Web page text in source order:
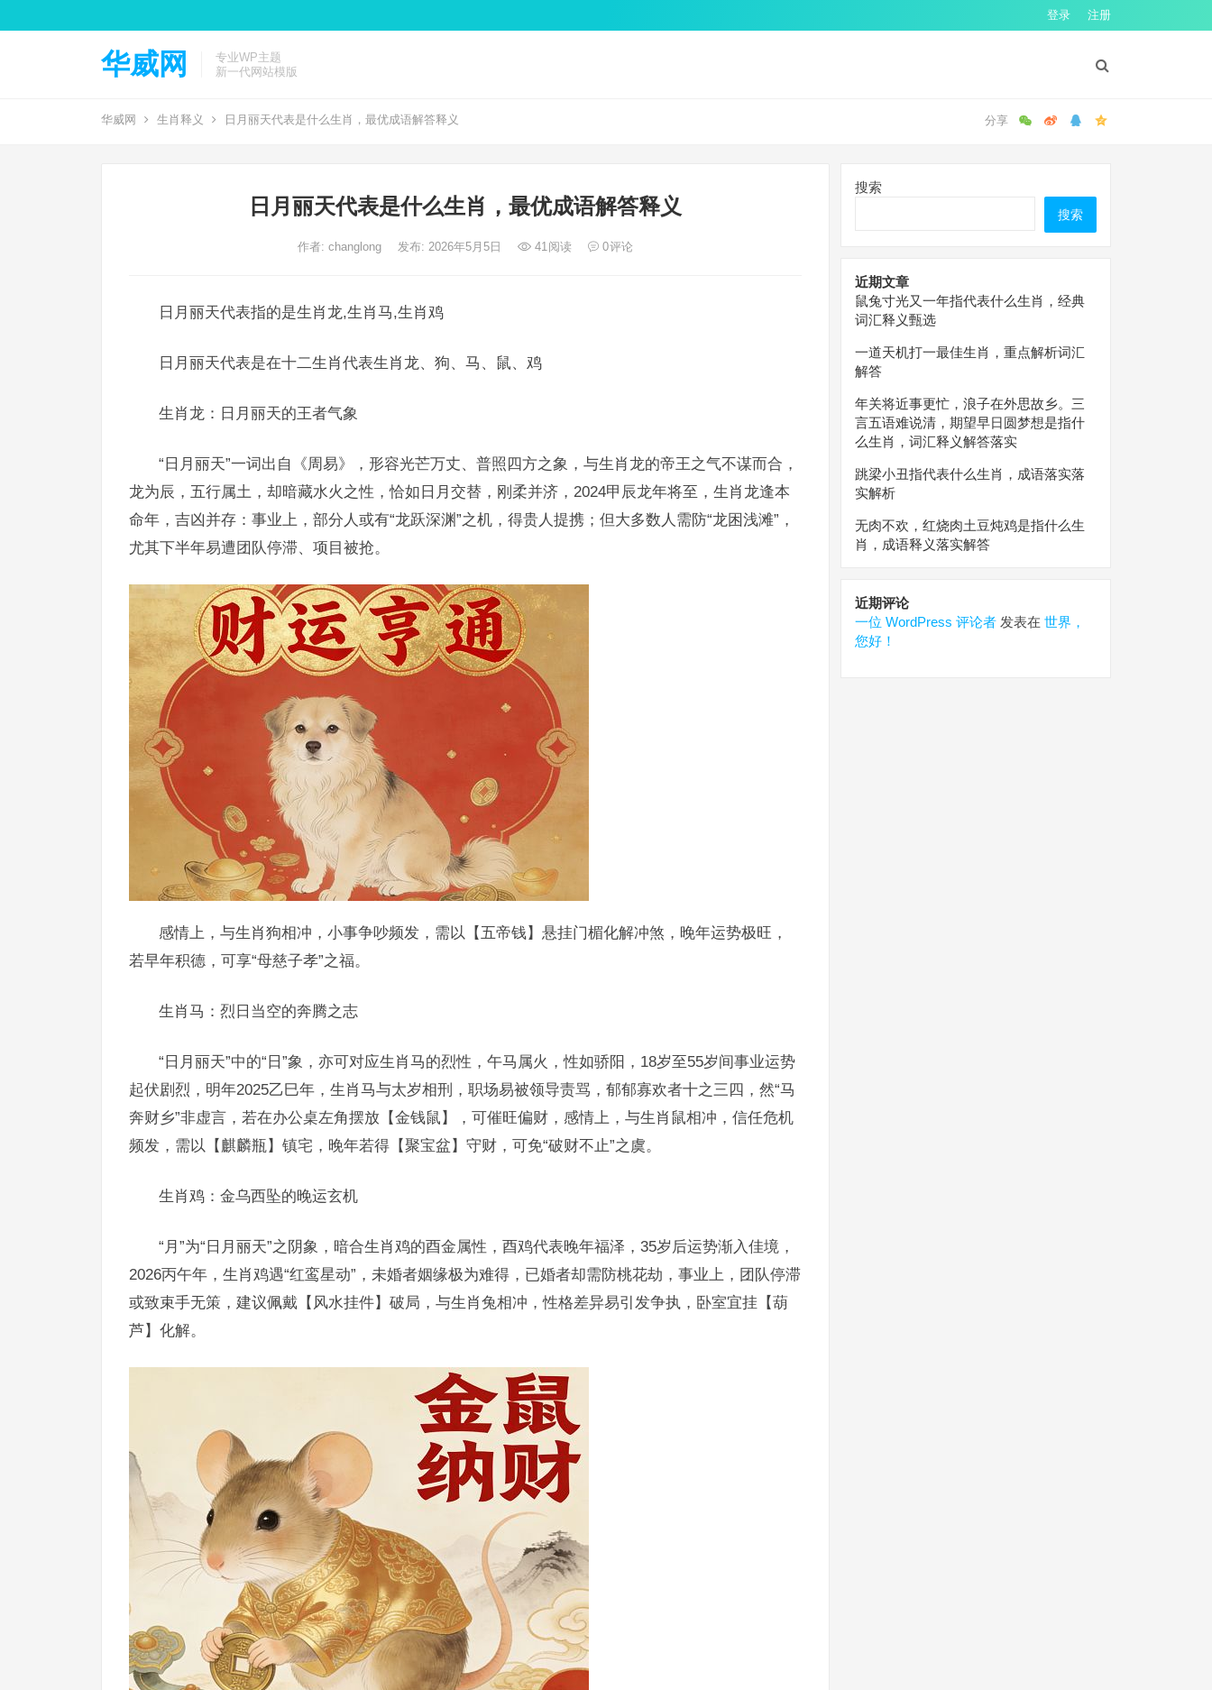
登录 注册
华威网
专业WP主题
新一代网站模版
华威网 生肖释义 日月丽天代表是什么生肖，最优成语解答释义
日月丽天代表是什么生肖，最优成语解答释义
作者: changlong 发布: 2026年5月5日 41阅读 0评论
日月丽天代表指的是生肖龙,生肖马,生肖鸡
日月丽天代表是在十二生肖代表生肖龙、狗、马、鼠、鸡
生肖龙：日月丽天的王者气象
“日月丽天”一词出自《周易》，形容光芒万丈、普照四方之象，与生肖龙的帝王之气不谋而合，
龙为辰，五行属土，却暗藏水火之性，恰如日月交替，刚柔并济，2024甲辰龙年将至，生肖龙逢本
命年，吉凶并存：事业上，部分人或有“龙跃深渊”之机，得贵人提携；但大多数人需防“龙困浅滩”，
尤其下半年易遭团队停滞、项目被抢。
感情上，与生肖狗相冲，小事争吵频发，需以【五帝钱】悬挂门楣化解冲煞，晚年运势极旺，
若早年积德，可享“母慈子孝”之福。
生肖马：烈日当空的奔腾之志
“日月丽天”中的“日”象，亦可对应生肖马的烈性，午马属火，性如骄阳，18岁至55岁间事业运势
起伏剧烈，明年2025乙巳年，生肖马与太岁相刑，职场易被领导责骂，郁郁寡欢者十之三四，然“马
奔财乡”非虚言，若在办公桌左角摆放【金钱鼠】，可催旺偏财，感情上，与生肖鼠相冲，信任危机
频发，需以【麒麟瓶】镇宅，晚年若得【聚宝盆】守财，可免“破财不止”之虞。
生肖鸡：金乌西坠的晚运玄机
“月”为“日月丽天”之阴象，暗合生肖鸡的酉金属性，酉鸡代表晚年福泽，35岁后运势渐入佳境，
2026丙午年，生肖鸡遇“红鸾星动”，未婚者姻缘极为难得，已婚者却需防桃花劫，事业上，团队停滞
或致束手无策，建议佩戴【风水挂件】破局，与生肖兔相冲，性格差异易引发争执，卧室宜挂【葫
芦】化解。
搜索
搜索
近期文章
鼠兔寸光又一年指代表什么生肖，经典
词汇释义甄选
一道天机打一最佳生肖，重点解析词汇
解答
年关将近事更忙，浪子在外思故乡。三
言五语难说清，期望早日圆梦想是指什
么生肖，词汇释义解答落实
跳梁小丑指代表什么生肖，成语落实落
实解析
无肉不欢，红烧肉土豆炖鸡是指什么生
肖，成语释义落实解答
近期评论
一位 WordPress 评论者 发表在 世界，
您好！